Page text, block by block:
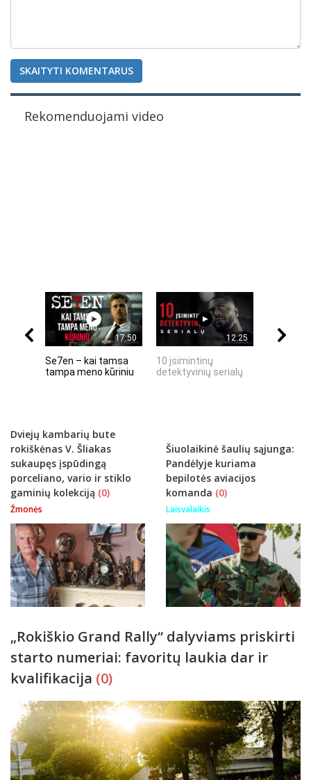
SKAITYTI KOMENTARUS
Rekomenduojami video
17:50
Se7en – kai tamsa
tampa meno kūriniu
12:25
10 įsimintinų
detektyvinių serialų
Dviejų kambarių bute
rokiškėnas V. Šliakas
sukaupęs įspūdingą
porceliano, vario ir stiklo
gaminių kolekciją (0)
Žmonės
Šiuolaikinė šaulių sąjunga:
Pandėlyje kuriama
bepilotės aviacijos
komanda (0)
Laisvalaikis
„Rokiškio Grand Rally“ dalyviams priskirti
starto numeriai: favoritų laukia dar ir
kvalifikacija (0)